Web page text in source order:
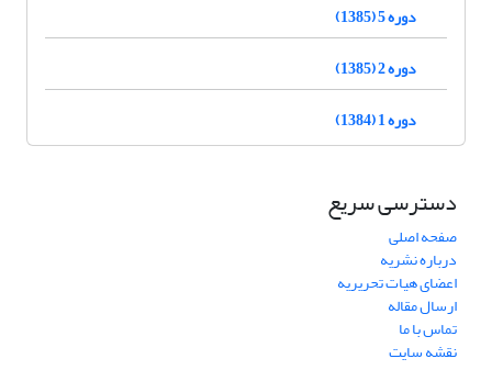
دوره 5 (1385)
دوره 2 (1385)
دوره 1 (1384)
دسترسی سریع
صفحه اصلی
درباره نشریه
اعضای هیات تحریریه
ارسال مقاله
تماس با ما
نقشه سایت